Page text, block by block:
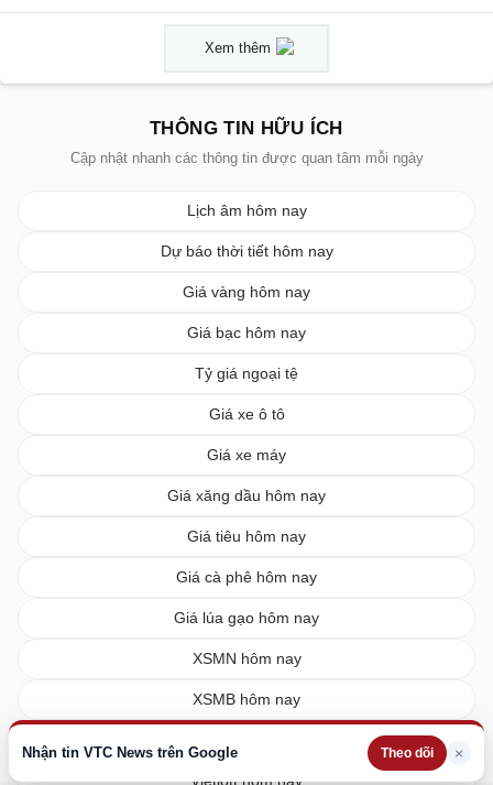
Nhận tin VTC News trên Google Theo dõi ×
Xem thêm
THÔNG TIN HỮU ÍCH
Cập nhật nhanh các thông tin được quan tâm mỗi ngày
Lịch âm hôm nay
Dự báo thời tiết hôm nay
Giá vàng hôm nay
Giá bạc hôm nay
Tỷ giá ngoại tệ
Giá xe ô tô
Giá xe máy
Giá xăng dầu hôm nay
Giá tiêu hôm nay
Giá cà phê hôm nay
Giá lúa gạo hôm nay
XSMN hôm nay
XSMB hôm nay
Vietlott hôm nay